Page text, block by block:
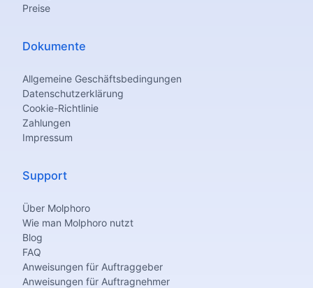
Preise
Dokumente
Allgemeine Geschäftsbedingungen
Datenschutzerklärung
Cookie-Richtlinie
Zahlungen
Impressum
Support
Über Molphoro
Wie man Molphoro nutzt
Blog
FAQ
Anweisungen für Auftraggeber
Anweisungen für Auftragnehmer